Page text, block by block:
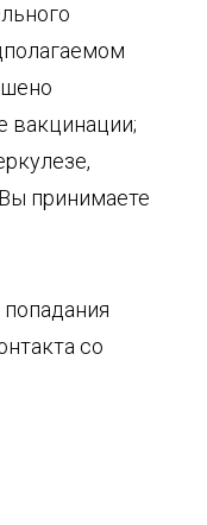
вакцинации;
принимаете
со